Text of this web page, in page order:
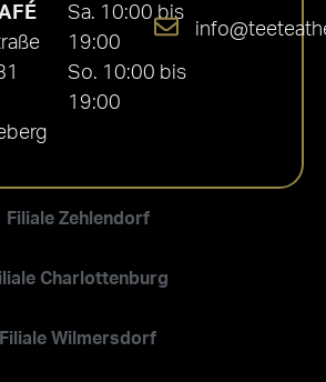
Filiale Zehlendorf
Charlottenburg
Filiale Wilmersdorf
Sa. 10:00 bis
19:00
So. 10:00 bis
19:00